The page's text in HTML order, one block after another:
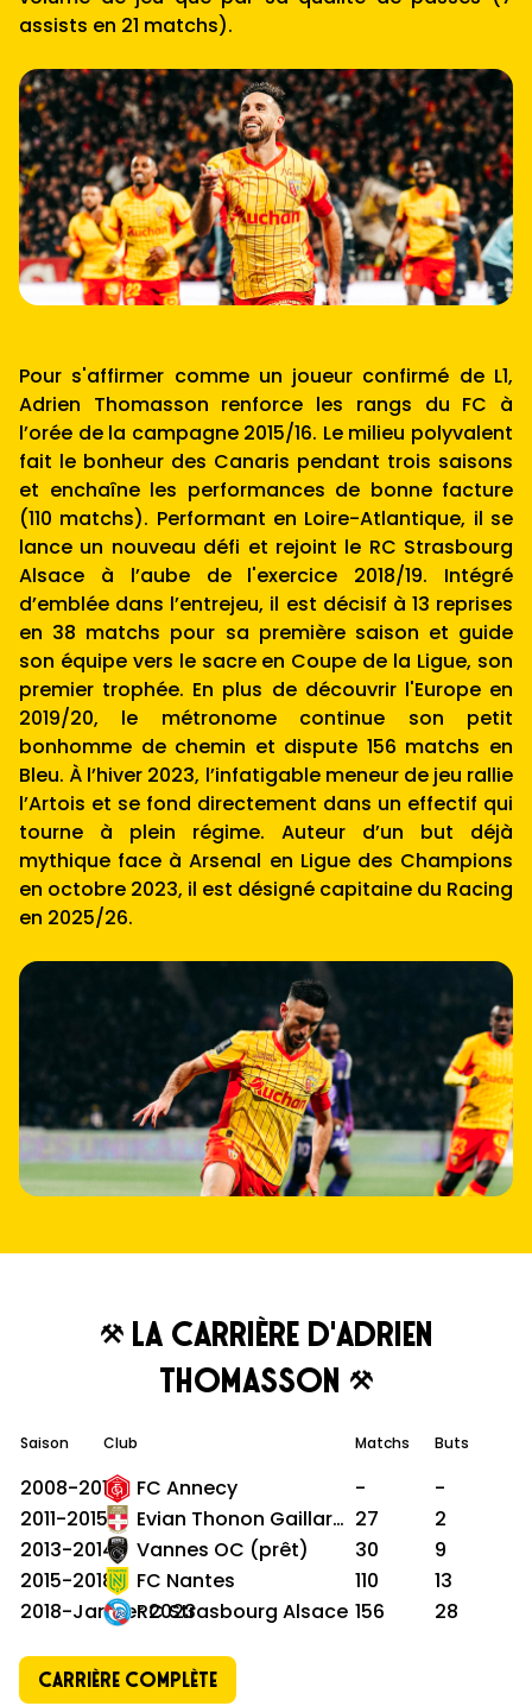
assists en 21 matchs).
Pour s'affirmer comme un joueur confirmé de L1,
Adrien Thomasson renforce les rangs du FC à
l’orée de la campagne 2015/16. Le milieu polyvalent
fait le bonheur des Canaris pendant trois saisons
et enchaîne les performances de bonne facture
(110 matchs). Performant en Loire-Atlantique, il se
lance un nouveau défi et rejoint le RC Strasbourg
Alsace à l’aube de l'exercice 2018/19. Intégré
d’emblée dans l’entrejeu, il est décisif à 13 reprises
en 38 matchs pour sa première saison et guide
son équipe vers le sacre en Coupe de la Ligue, son
premier trophée. En plus de découvrir l'Europe en
2019/20, le métronome continue son petit
bonhomme de chemin et dispute 156 matchs en
Bleu. À l’hiver 2023, l’infatigable meneur de jeu rallie
l’Artois et se fond directement dans un effectif qui
tourne à plein régime. Auteur d’un but déjà
mythique face à Arsenal en Ligue des Champions
en octobre 2023, il est désigné capitaine du Racing
en 2025/26.
La carrière d'Adrien
Thomasson
Saison Club Matchs Buts
2008-2011 FC Annecy -
-
2011-2015
Evian Thonon Gaillard FC 27
2
2013-2014
Vannes OC (prêt) 30
9
2015-2018
FC Nantes 110
13
2018-Janvier 2023RC Strasbourg Alsace 156 28
Carrière complète